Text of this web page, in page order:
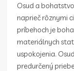
Osud a
naprieč rôznymi
príbehoch je
materiálnych
uspokojenia.
predurčený